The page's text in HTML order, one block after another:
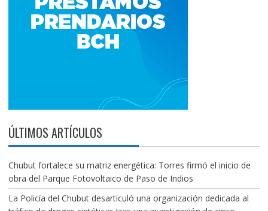
ÚLTIMOS ARTÍCULOS
Chubut fortalece su matriz energética: Torres firmó el inicio de
obra del Parque Fotovoltaico de Paso de Indios
La Policía del Chubut desarticuló una organización dedicada al